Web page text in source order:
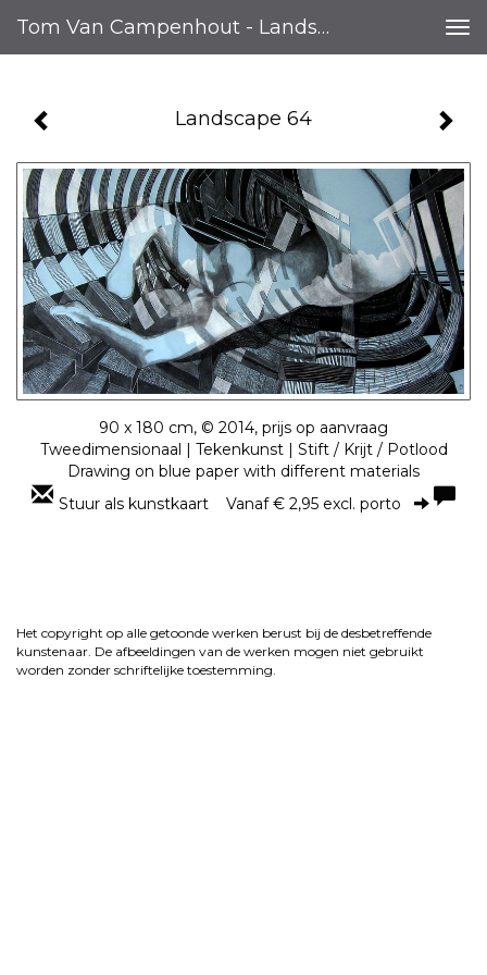
Tom Van Campenhout - Landscape 64
Landscape 64
90 x 180 cm, © 2014, prijs op aanvraag
Tweedimensionaal | Tekenkunst | Stift / Krijt / Potlood
Drawing on blue paper with different materials
Stuur als kunstkaart Vanaf € 2,95 excl. porto
Het copyright op alle getoonde werken berust bij de desbetreffende
kunstenaar. De afbeeldingen van de werken mogen niet gebruikt
worden zonder schriftelijke toestemming.